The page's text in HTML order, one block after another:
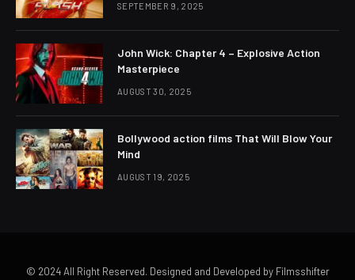
SEPTEMBER 9, 2025
John Wick: Chapter 4 – Explosive Action
Masterpiece
AUGUST 30, 2025
Bollywood action films That Will Blow Your
Mind
AUGUST 19, 2025
© 2024 All Right Reserved. Designed and Developed by Filmsshifter